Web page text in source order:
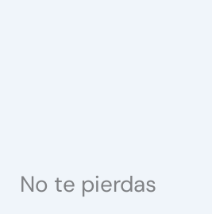
No te pierdas